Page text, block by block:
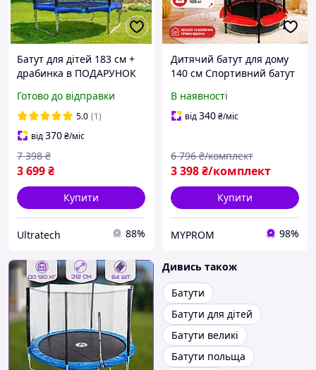
Батут для дітей 183 см +
драбинка в ПОДАРУНОК
сіткою для дачі дому
вуличний на пружинах,
вуличний батут
Готово до відправки
5.0 (1)
від370₴/міс
3 699₴
7 398 ₴
Купити
Ultratech 88%
Дитячий батут для дому
140 см Спортивний батут
Батут на дачу Батут для
дітей із сіткою Міні батут
В наявності
від340₴/міс
3 398₴/комплект
6 796 ₴/комплект
Купити
MYPROM 98%
Дивись також
Батути
Батути для дітей
Батути великі
Батути польща